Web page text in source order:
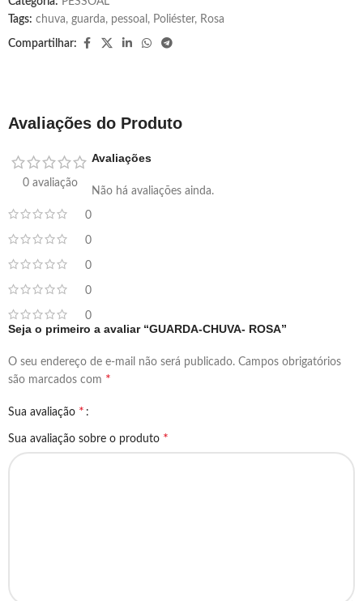
Tags: chuva, guarda, pessoal , Poliéster, Rosa
Compartilhar:
Avaliações do Produto
0 avaliação
0
0
0
0
0
Avaliações
Não há avaliações ainda.
Seja o primeiro a avaliar “GUARDA-CHUVA- ROSA”
O seu endereço de e-mail não será publicado. Campos obrigatórios
são marcados com *
Sua avaliação *
Sua avaliação sobre o produto *